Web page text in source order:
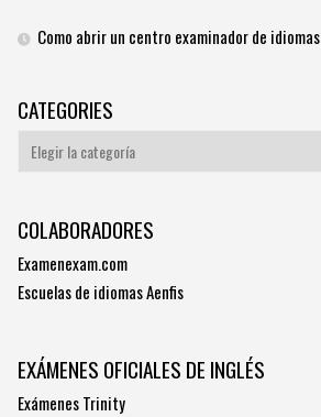
Como abrir un centro examinador de idiomas
CATEGORIES
Categories
COLABORADORES
Examenexam.com
Escuelas de idiomas Aenfis
EXÁMENES OFICIALES DE INGLÉS
Exámenes Trinity